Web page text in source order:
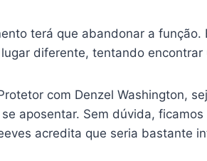
terá que abandonar a
diferente, tentando
com Denzel Washington,
aposentar. Sem dúvida,
acredita que seria bastante